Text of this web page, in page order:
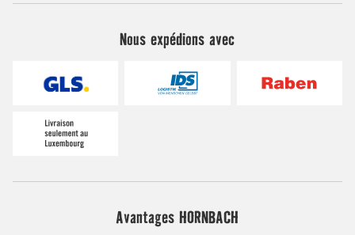
Nous expédions avec
Avantages HORNBACH